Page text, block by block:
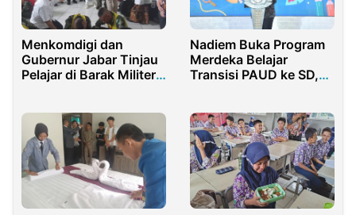
Menkomdigi dan
Gubernur Jabar Tinjau
Pelajar di Barak Militer:
Nadiem Buka Program
Merdeka Belajar
Transisi PAUD ke SD,